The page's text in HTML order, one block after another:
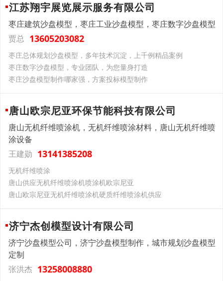
江苏翔宇展览展示服务有限公司
枣庄建筑沙盘模型，枣庄工业沙盘模型，枣庄数字沙盘模型
贾总 13605203082
枣庄总体规划沙盘模型，多年技术沉淀，上千例精品案例
枣庄数字沙盘模型，专业团队，为您量身打造
枣庄沙盘模型制作哪家强，方案投标模型制作
唐山欧宗尼亚环保节能科技有限公司
唐山无机纤维喷涂机，无机纤维喷涂材料，唐山无机纤维喷
涂设备
王建勋 13141385208
无机纤维喷涂
唐山供应无机纤维喷涂机喷涂机欧宗尼亚
唐山欧宗尼亚无机纤维喷涂机硬质纤维喷涂机供应
济宁杰创模型设计有限公司
济宁沙盘模型公司，济宁沙盘模型制作，城市规划沙盘模型
定制
张洪杰 13258008880